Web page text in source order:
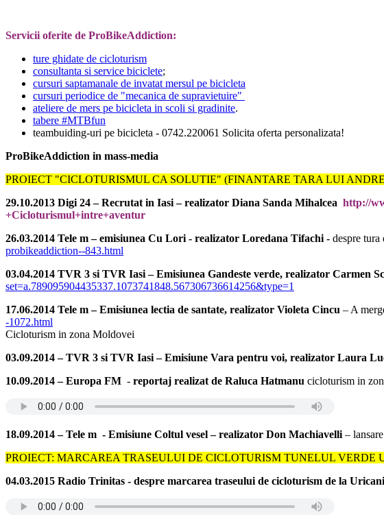
Servicii oferite de ProBikeAddiction:
ture ghidate de cicloturism
consultanta si service biciclete;
cursuri saptamanale de invatat mersul pe bicicleta
cursuri periodice de "mecanica de supravietuire"
ateliere de mers pe bicicleta in scoli si gradinite.
tabere #MTBfun
teambuiding-uri pe bicicleta - 0742.220061 Solicita oferta personalizata!
ProBikeAddiction in mass-media
PROIECT "CICLOTURISMUL CA SOLUTIE" (FINANTARE TARA LUI
29.10.2013 Digi 24 – Recrutat in Iasi– realizator Diana Sanda Mihalcea http://
+Cicloturismul+intre+aventur
26.03.2014 Tele m – emisiunea Cu Lori - realizator Loredana Tifachi - despre tura
probikeaddiction--843.html
03.04.2014 TVR 3 si TVR Iasi – Emisiunea Gandeste verde, realizator Carmen
set=a.789095904435337.1073741848.567306736614256&type=1
17.06.2014 Tele m – Emisiunea lectia de santate, realizator Violeta Cincu – A
-1072.html
Cicloturism in zona Moldovei
03.09.2014 – TVR 3 si TVR Iasi – Emisiune Vara pentru voi, realizator Laura
10.09.2014 – Europa FM - reportaj realizat de Raluca Hatmanu cicloturism in
18.09.2014 – Tele m - Emisiune Coltul vesel – realizator Don Machiavelli –
PROIECT: MARCAREA TRASEULUI DE CICLOTURISM TUNELUL VERDE
04.03.2015 Radio Trinitas - despre marcarea traseului de cicloturism de la Uricani